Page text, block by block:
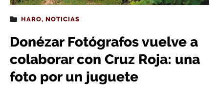
HARO, NOTICIAS
Donézar Fotógrafos vuelve a
colaborar con Cruz Roja: una
foto por un juguete